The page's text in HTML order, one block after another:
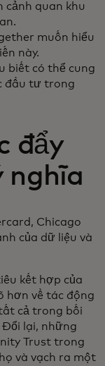
cảnh quan khu
muốn hiểu
này.
biết có thể cung
đầu tư trong
đẩy
nghĩa
Chicago
của dữ liệu và
kết hợp của
hơn về tác động
cả trong bối
lại, những
Trust trong
và vạch ra một